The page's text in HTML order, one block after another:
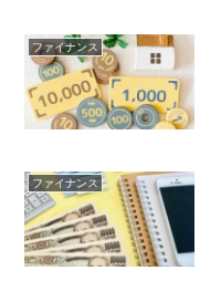
ファイナンス
ファイナンス